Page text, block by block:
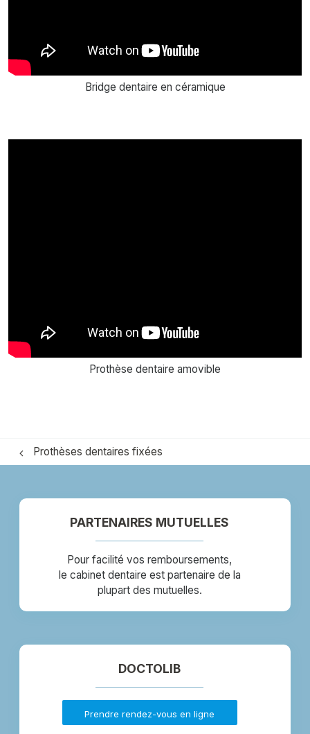
Bridge dentaire en céramique
Prothèse dentaire amovible
Prothèses dentaires fixées
PARTENAIRES MUTUELLES
Pour facilité vos remboursements,
le cabinet dentaire est partenaire de la
plupart des mutuelles.
DOCTOLIB
Prendre rendez-vous en ligne